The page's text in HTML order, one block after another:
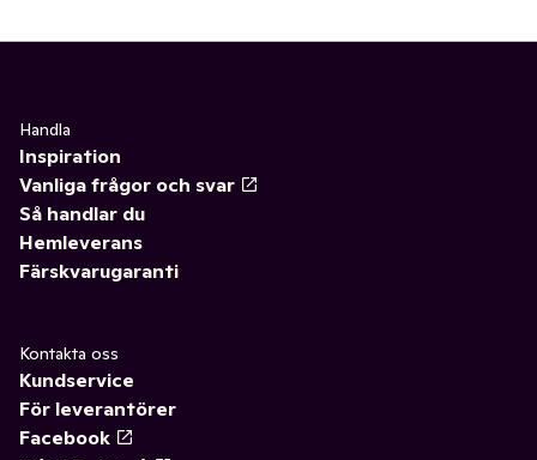
Handla
Inspiration
Vanliga frågor och svar
Så handlar du
Hemleverans
Färskvarugaranti
Kontakta oss
Kundservice
För leverantörer
Facebook